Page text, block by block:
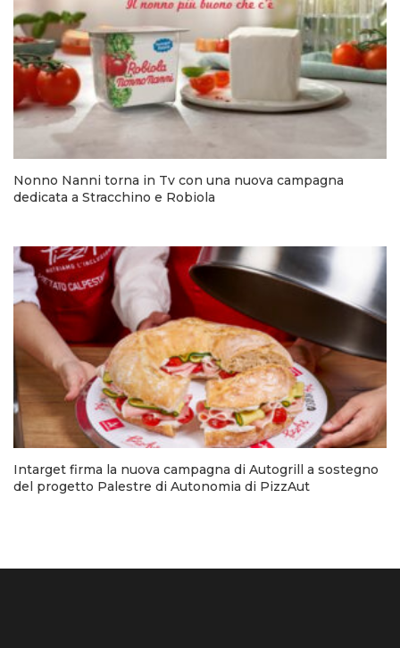
Nonno Nanni torna in Tv con una nuova campagna
dedicata a Stracchino e Robiola
Intarget firma la nuova campagna di Autogrill a sostegno
del progetto Palestre di Autonomia di PizzAut